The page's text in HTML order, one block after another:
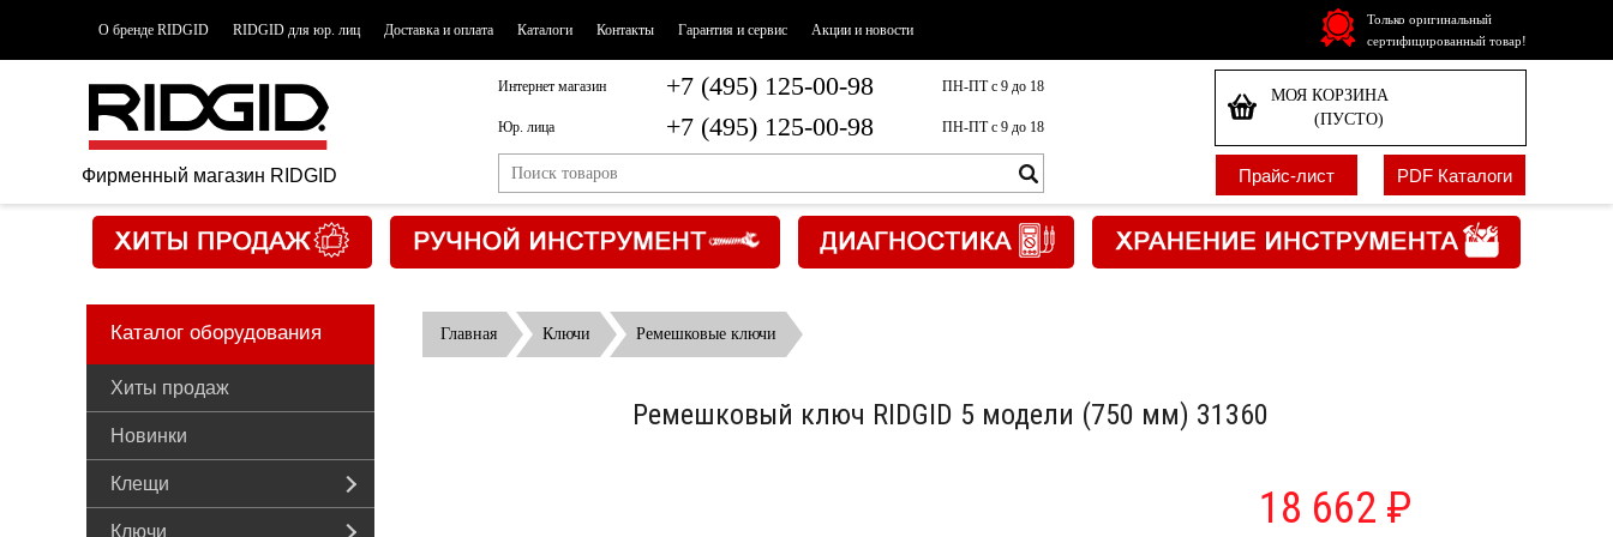
О бренде RIDGID RIDGID для юр. лиц Доставка и оплата Каталоги Контакты Гарантия и сервис Акции и новости
Только оригинальный
сертифицированный товар!
Фирменный магазин RIDGID
Интернет магазин +7 (495) 125-00-98 ПН-ПТ с 9 до 18
Юр. лица +7 (495) 125-00-98 ПН-ПТ с 9 до 18
МОЯ КОРЗИНА
(ПУСТО)
Прайс-лист PDF Каталоги
Каталог оборудования
Хиты продаж
Новинки
Клещи
Ключи
Главная Ключи Ремешковые ключи
Ремешковый ключ RIDGID 5 модели (750 мм) 31360
18 662 ₽